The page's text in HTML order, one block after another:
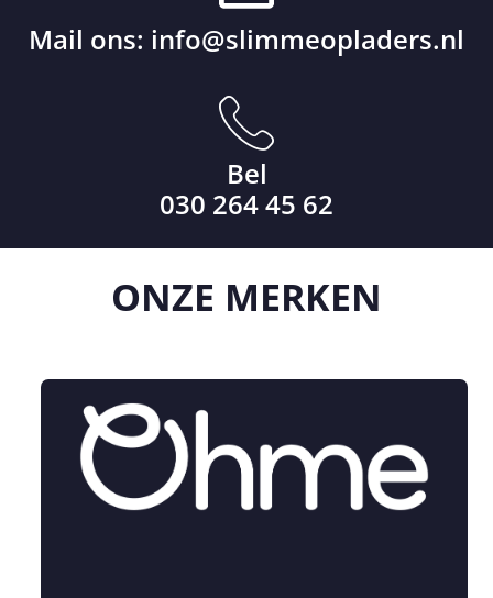
Mail ons: info@slimmeopladers.nl
Bel
030 264 45 62
ONZE MERKEN